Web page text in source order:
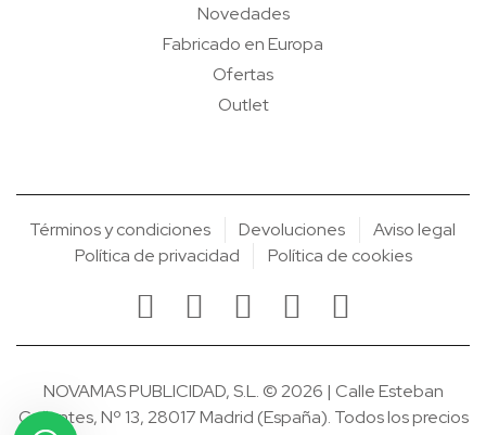
Novedades
Fabricado en Europa
Ofertas
Outlet
Términos y condiciones Devoluciones
Aviso legal
Política de privacidad
Política de cookies
NOVAMAS PUBLICIDAD, S.L. © 2026 | Calle Esteban
Collantes, Nº 13, 28017 Madrid (España). Todos los precios